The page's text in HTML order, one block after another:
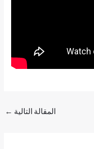
المقالة التالية ←